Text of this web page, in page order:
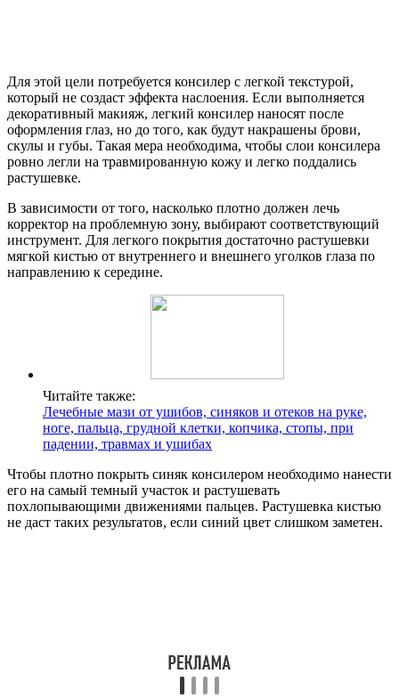
Для этой цели потребуется консилер с легкой текстурой,
который не создаст эффекта наслоения. Если выполняется
декоративный макияж, легкий консилер наносят после
оформления глаз, но до того, как будут накрашены брови,
скулы и губы. Такая мера необходима, чтобы слои консилера
ровно легли на травмированную кожу и легко поддались
растушевке.
В зависимости от того, насколько плотно должен лечь
корректор на проблемную зону, выбирают соответствующий
инструмент. Для легкого покрытия достаточно растушевки
мягкой кистью от внутреннего и внешнего уголков глаза по
направлению к середине.
Читайте также:
Лечебные мази от ушибов, синяков и отеков на руке,
ноге, пальца, грудной клетки, копчика, стопы, при
падении, травмах и ушибах
Чтобы плотно покрыть синяк консилером необходимо нанести
его на самый темный участок и растушевать
похлопывающими движениями пальцев. Растушевка кистью
не даст таких результатов, если синий цвет слишком заметен.